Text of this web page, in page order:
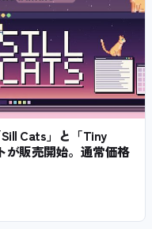
Cats」と「Tiny
が販売開始。通常価格